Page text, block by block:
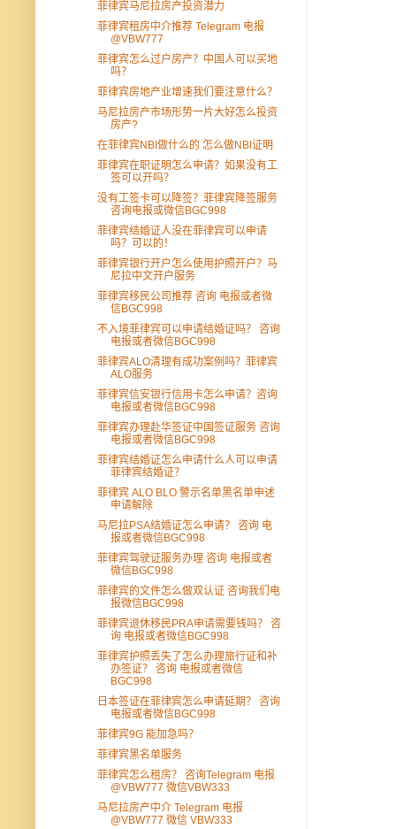
菲律宾马尼拉房产投资潜力
菲律宾租房中介推荐 Telegram 电报
@VBW777
菲律宾怎么过户房产？中国人可以买地
吗？
菲律宾房地产业增速我们要注意什么？
马尼拉房产市场形势一片大好怎么投资
房产?
在菲律宾NBI做什么的 怎么做NBI证明
菲律宾在职证明怎么申请？如果没有工
签可以开吗？
没有工签卡可以降签？菲律宾降签服务
咨询电报或微信BGC998
菲律宾结婚证人没在菲律宾可以申请
吗？可以的！
菲律宾银行开户怎么使用护照开户？马
尼拉中文开户服务
菲律宾移民公司推荐 咨询 电报或者微
信BGC998
不入境菲律宾可以申请结婚证吗？ 咨询
电报或者微信BGC998
菲律宾ALO清理有成功案例吗？菲律宾
ALO服务
菲律宾信安银行信用卡怎么申请？咨询
电报或者微信BGC998
菲律宾办理赴华签证中国签证服务 咨询
电报或者微信BGC998
菲律宾结婚证怎么申请什么人可以申请
菲律宾结婚证？
菲律宾 ALO BLO 警示名单黑名单申述
申请解除
马尼拉PSA结婚证怎么申请？ 咨询 电
报或者微信BGC998
菲律宾驾驶证服务办理 咨询 电报或者
微信BGC998
菲律宾的文件怎么做双认证 咨询我们电
报微信BGC998
菲律宾退休移民PRA申请需要钱吗？ 咨
询 电报或者微信BGC998
菲律宾护照丢失了怎么办理旅行证和补
办签证？ 咨询 电报或者微信
BGC998
日本签证在菲律宾怎么申请延期？ 咨询
电报或者微信BGC998
菲律宾9G 能加急吗？
菲律宾黑名单服务
菲律宾怎么租房？ 咨询Telegram 电报
@VBW777 微信VBW333
马尼拉房产中介 Telegram 电报
@VBW777 微信 VBW333